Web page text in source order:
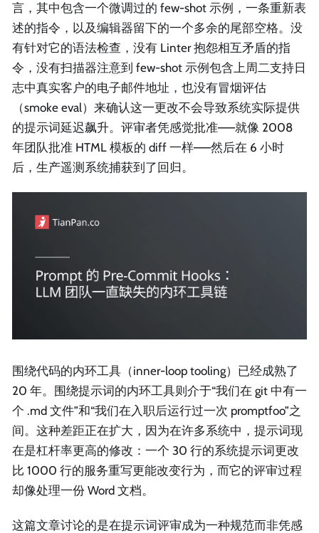
言，其中包含一个微调过的 few-shot 示例，一条重新表
述的指令，以及编辑器留下的一个多余的尾部空格。没
有针对它的语法检查，没有 Linter 抱怨相互矛盾的指
令，没有扫描器注意到 few-shot 示例包含上周二支持日
志中真实客户的电子邮件地址，也没有冒烟评估
（smoke eval）来确认这一更改不会导致系统实际提供
的提示词延迟飙升。评审者凭感觉批准——就像 2008
年团队批准 HTML 模板的 diff 一样——然后在 6 小时
后，生产遥测系统捕获到了回归。
围绕代码的内环工具（inner-loop tooling）已经成熟了
20 年。围绕提示词的内环工具则介于“我们在 git 中有一
个 .md 文件”和“我们在入职后运行过一次 promptfoo”之
间。这种差距正在扩大，因为在许多系统中，提示词现
在是杠杆率更高的修改：一个 30 行的系统提示词更改
比 1000 行的服务重写更能改变行为，而它的评审过程
却像处理一份 Word 文档。
这篇文章讨论的是在提示词评审成为一种规范而非凭感